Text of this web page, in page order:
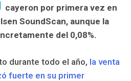
cayeron por primera vez en
SoundScan, aunque la
del 0,08%.
durante todo el año, la venta
fuerte en su primer